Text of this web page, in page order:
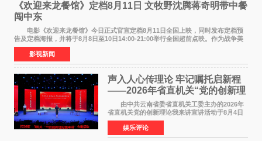
《欢迎来龙餐馆》定档8月11日 文牧野沈腾蒋奇明带中餐
闯中东
电影《欢迎来龙餐馆》今日正式官宣定档8月11日全国上映，同时发布定档预
告及定档海报，并将于8月8日至10日14:00-21:00举行全国超前点映。作为战争美
食大片，影片讲述的是中国厨师徐福（沈腾
影视新闻
声入人心传理论 牢记嘱托启新程
——2026年省直机关“党的创新理
论我来讲”宣讲活动圆满落幕
由中共云南省委省直机关工委主办的2026年
省直机关党的创新理论我来讲宣讲活动于8月4日
至5日在昆明举办。活动以 "牢记嘱托 感恩奋进
开创云南发展新局面 "为主题，坚持以新时代中国
特色社会主义
娱乐评论